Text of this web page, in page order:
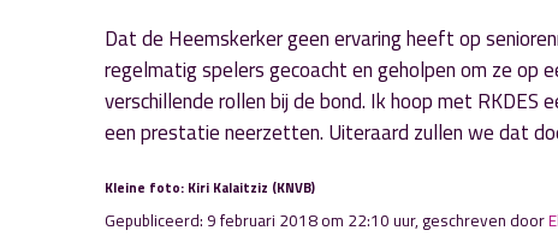
Dat de Heemskerker geen ervaring heeft op
regelmatig spelers gecoacht en geholpen om ze op
verschillende rollen bij de bond. Ik hoop met
een prestatie neerzetten. Uiteraard zullen we dat
Kleine foto: Kiri Kalaitziz (KNVB)
Gepubliceerd: 9 februari 2018 om 22:10 uur, geschreven door